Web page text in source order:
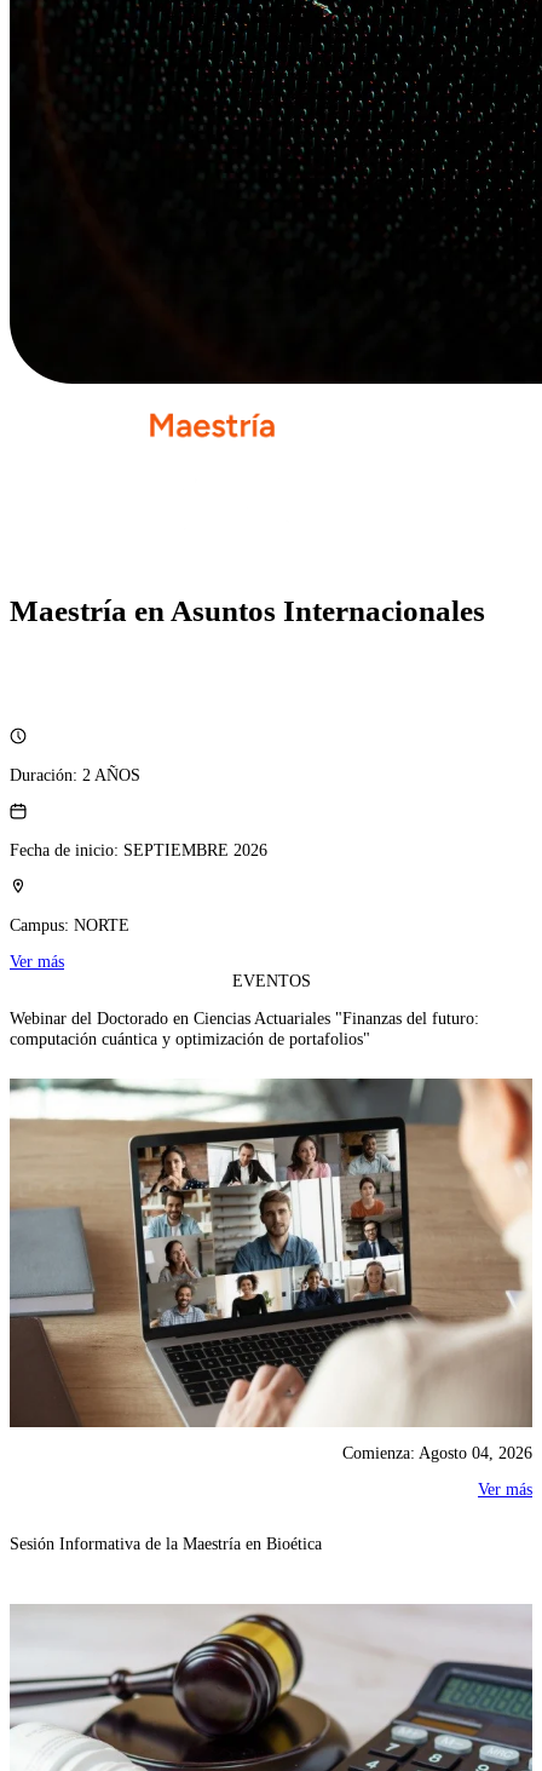
Maestría en Asuntos Internacionales
Duración: 2 AÑOS
Fecha de inicio: SEPTIEMBRE 2026
Campus: NORTE
Ver más
EVENTOS
Webinar del Doctorado en Ciencias Actuariales "Finanzas del futuro:
computación cuántica y optimización de portafolios"
Comienza: Agosto 04, 2026
Ver más
Sesión Informativa de la Maestría en Bioética